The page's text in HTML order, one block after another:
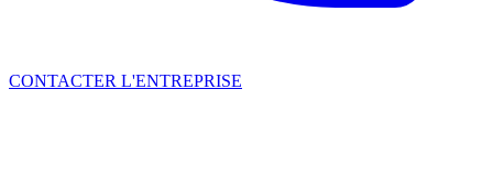
CONTACTER L'ENTREPRISE